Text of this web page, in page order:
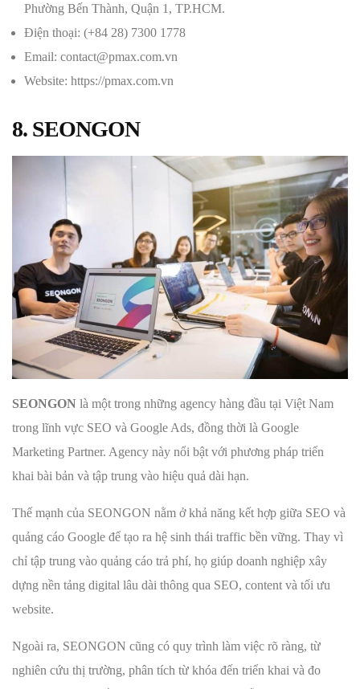
Phường Bến Thành, Quận 1, TP.HCM.
Điện thoại: (+84 28) 7300 1778
Email: contact@pmax.com.vn
Website: https://pmax.com.vn
8. SEONGON
SEONGON là một trong những agency hàng đầu tại Việt Nam
trong lĩnh vực SEO và Google Ads, đồng thời là Google
Marketing Partner. Agency này nổi bật với phương pháp triển
khai bài bản và tập trung vào hiệu quả dài hạn.
Thế mạnh của SEONGON nằm ở khả năng kết hợp giữa SEO và
quảng cáo Google để tạo ra hệ sinh thái traffic bền vững. Thay vì
chỉ tập trung vào quảng cáo trả phí, họ giúp doanh nghiệp xây
dựng nền tảng digital lâu dài thông qua SEO, content và tối ưu
website.
Ngoài ra, SEONGON cũng có quy trình làm việc rõ ràng, từ
nghiên cứu thị trường, phân tích từ khóa đến triển khai và đo